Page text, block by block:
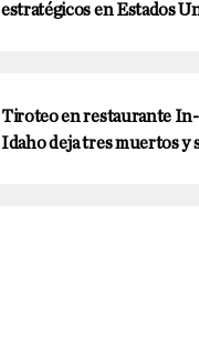
estratégicos en Estados
Tiroteo en restaurante
Idaho deja tres muertos y